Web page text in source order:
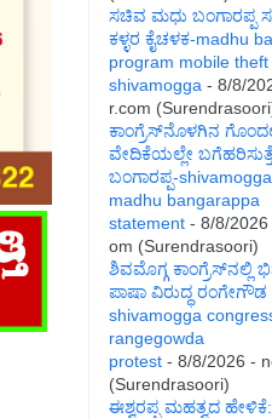
ಸಚಿವ ಮಧು ಬಂಗಾರಪ್ಪ
ಕಳ್ಳರ ಕೈಚಳಕ-madhu
program mobile theft
shivamogga - 8/8/
r.com
ಕಾಂಗ್ರೆಸ್‌ನೊಳಗಿನ
ವೇದಿಕೆಯಲ್ಲೇ
ಬಂಗಾರಪ್ಪ-
madhu bangarappa
statement - 8/8/2026
om (Surendrasoori)
ಶಿವಮೊಗ್ಗ ಕಾಂಗ್ರೆಸ್‌ನಲ್ಲಿ
ಪಾಷಾ ವಿರುದ್ಧ
shivamogga
rangegowda
protest - 8/8/2026 -
(Surendrasoori)
ಈಶ್ವರಪ್ಪ ಮಹತ್ವದ